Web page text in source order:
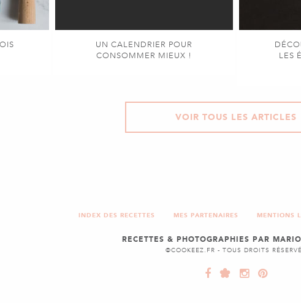
UN CALENDRIER POUR
CONSOMMER MIEUX !
LES
VOIR TOUS LES ARTICLES
INDEX DES RECETTES MES PARTENAIRES MENTIONS
RECETTES & PHOTOGRAPHIES PAR
©COOKEEZ.FR - TOUS DROITS